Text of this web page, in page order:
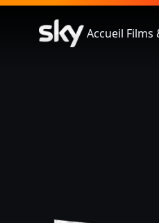
Accueil Films
La Grande